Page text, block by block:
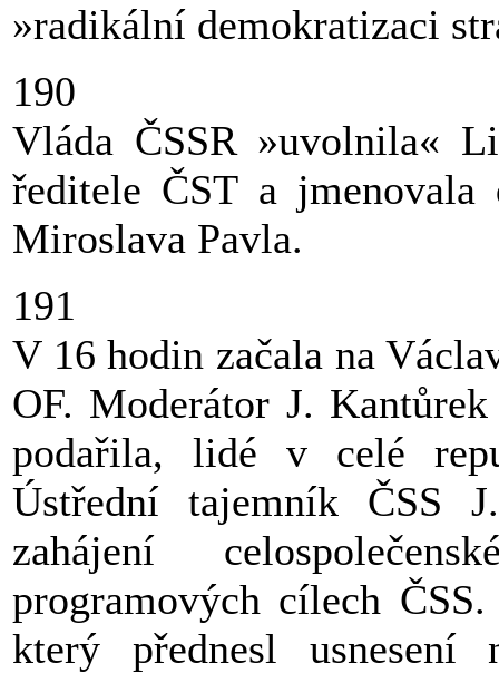
»radikální demokratizaci
190
Vláda ČSSR »uvolnila«
ředitele ČST a
Miroslava Pavla.
191
V 16 hodin začala na
OF. Moderátor J.
podařila, lidé v celé
Ústřední tajemník ČSS
zahájení
programových cílech
který přednesl usnesení